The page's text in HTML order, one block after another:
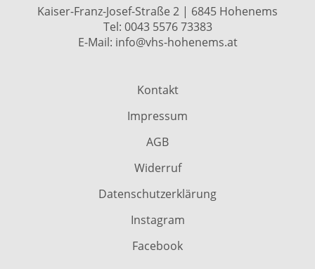
Kaiser-Franz-Josef-Straße 2 | 6845 Hohenems
Tel: 0043 5576 73383
E-Mail: info@vhs-hohenems.at
Kontakt
Impressum
AGB
Widerruf
Datenschutzerklärung
Instagram
Facebook